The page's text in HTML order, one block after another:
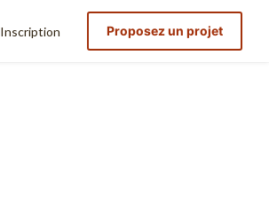
Inscription Proposez un projet